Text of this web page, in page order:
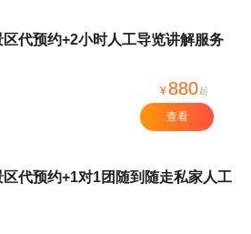
代预约+2小时人工导览讲解服务
¥ 880起
查看
代预约+1对1团随到随走私家人工